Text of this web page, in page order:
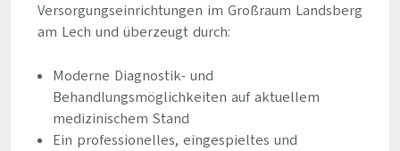
Versorgungseinrichtungen im Großraum Landsberg
am Lech und überzeugt durch:
Moderne Diagnostik- und
Behandlungsmöglichkeiten auf aktuellem
medizinischem Stand
Ein professionelles, eingespieltes und